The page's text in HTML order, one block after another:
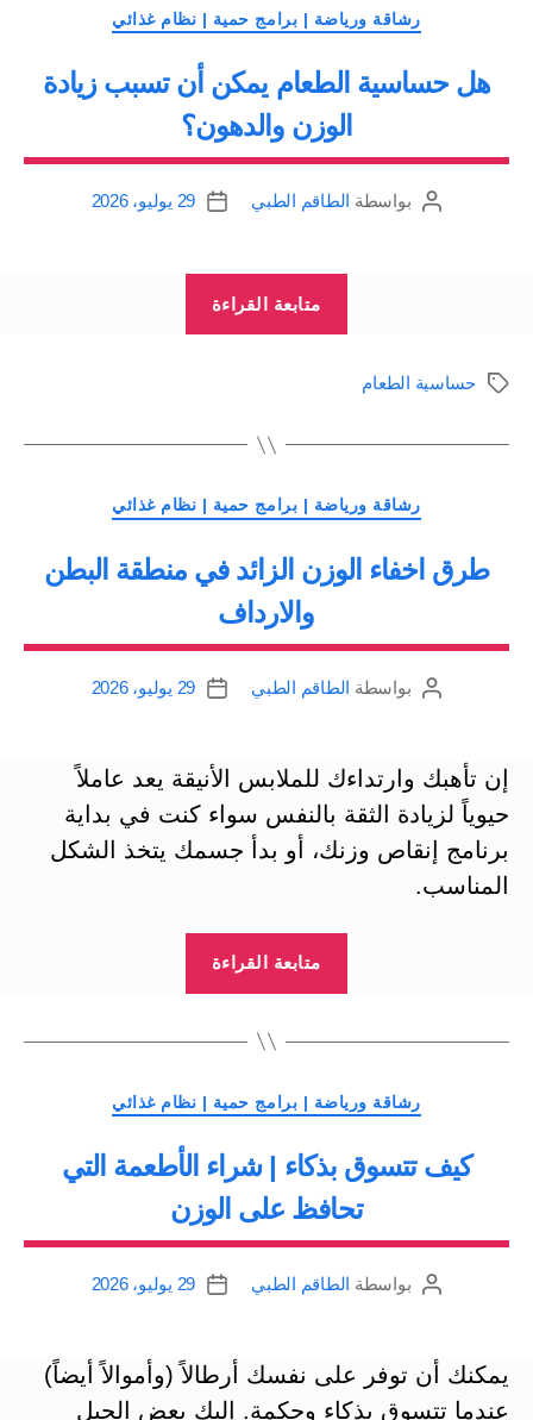
التصنيفات
رشاقة ورياضة | برامج حمية | نظام غذائي
هل حساسية الطعام يمكن أن تسبب زيادة
الوزن والدهون؟
كاتببواسطة الطاقم الطبي
تاريخ
29 يوليو، 2026
متابعة القراءة
زيادة
والدهون؟”
الوسومحساسية الطعام
التصنيفات
رشاقة ورياضة | برامج حمية | نظام غذائي
طرق اخفاء الوزن الزائد في منطقة البطن
والارداف
كاتببواسطة الطاقم الطبي
تاريخ
29 يوليو، 2026
إن تأهبك وارتداءك للملابس الأنيقة يعد عاملاً
حيوياً لزيادة الثقة بالنفس سواء كنت في بداية
برنامج إنقاص وزنك، أو بدأ جسمك يتخذ الشكل
المناسب.
متابعة القراءة
في
البطن
والارداف”
التصنيفات
رشاقة ورياضة | برامج حمية | نظام غذائي
كيف تتسوق بذكاء | شراء الأطعمة التي
تحافظ على الوزن
كاتببواسطة الطاقم الطبي
تاريخ
29 يوليو، 2026
يمكنك أن توفر على نفسك أرطالاً (وأموالاً أيضاً)
عندما تتسوق بذكاء وحكمة. إليك بعض الحيل